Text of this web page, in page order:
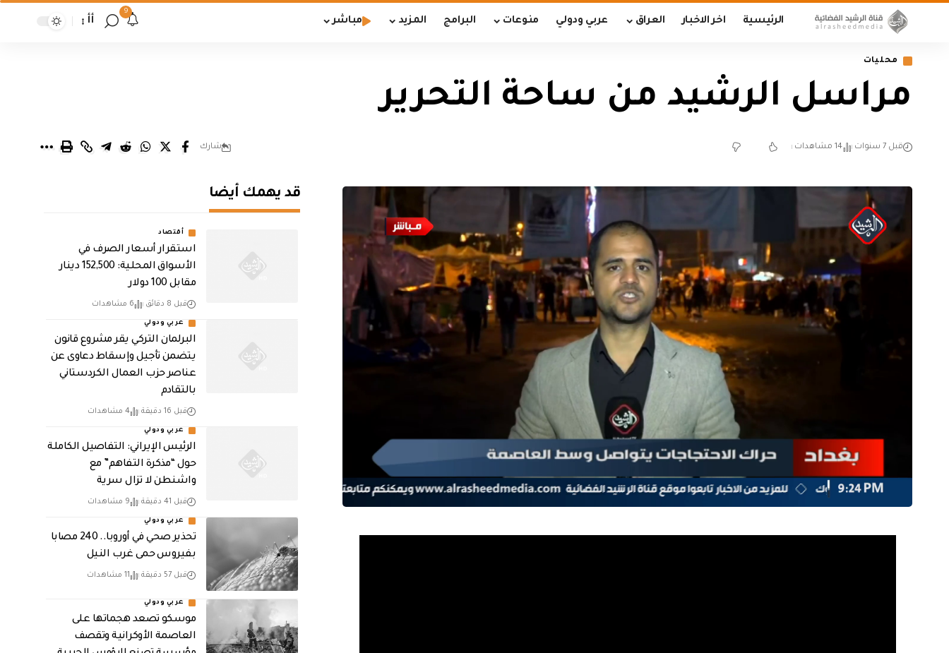
الرئيسية اخر الاخبار العراق عربي ودولي منوعات البرامج المزيد مباشر
9
أأ
محليات
مراسل الرشيد من ساحة التحرير
قبل 7 سنوات 14 مشاهدات شارك
قد يهمك أيضا
أقتصاد
استقرار أسعار الصرف في
الأسواق المحلية: 152,500 دينار
مقابل 100 دولار
قبل 8 دقائق 6 مشاهدات
عربي ودولي
البرلمان التركي يقر مشروع قانون
يتضمن تأجيل وإسقاط دعاوى عن
عناصر حزب العمال الكردستاني
بالتقادم
قبل 16 دقيقة 4 مشاهدات
عربي ودولي
الرئيس الإيراني: التفاصيل الكاملة
حول “مذكرة التفاهم” مع
واشنطن لا تزال سرية
قبل 41 دقيقة 9 مشاهدات
عربي ودولي
تحذير صحي في أوروبا.. 240 مصابا
بفيروس حمى غرب النيل
قبل 57 دقيقة 11 مشاهدات
عربي ودولي
موسكو تصعد هجماتها على
العاصمة الأوكرانية وتقصف